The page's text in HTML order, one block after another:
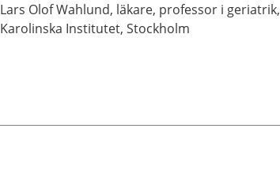
Lars OlofWahlund, läkare, professor i geriatrik,
Karolinska Institutet, Stockholm